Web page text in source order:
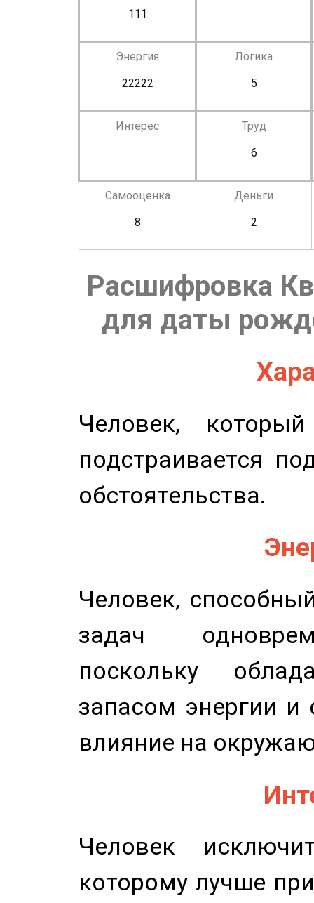
111
Энергия
22222
Логика
5
Интерес
Труд
6
Самооценка
8
Деньги
2
Расшифровка
для даты
Человек,
подстраивается
обстоятельства.
Человек,
задач
поскольку
запасом энергии и
влияние на
Человек
которому лучше